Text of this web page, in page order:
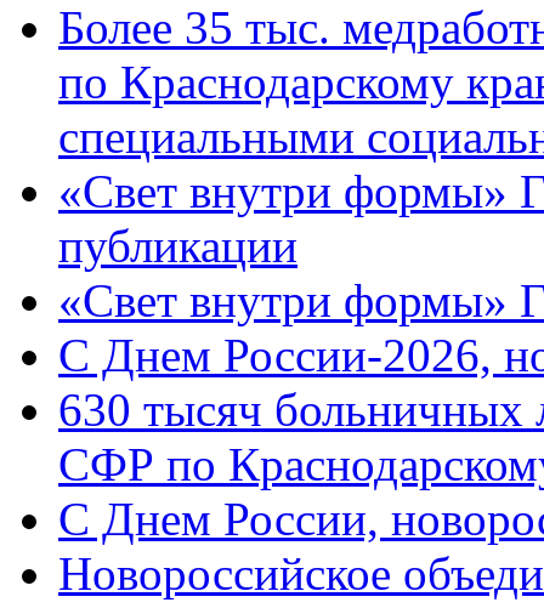
Более 35 тыс.
по Краснодарскому
специальными
«Свет внутри формы»
публикации
«Свет внутри формы»
C Днем России-2026,
630 тысяч больничных
СФР по
C Днем России,
Новороссийское